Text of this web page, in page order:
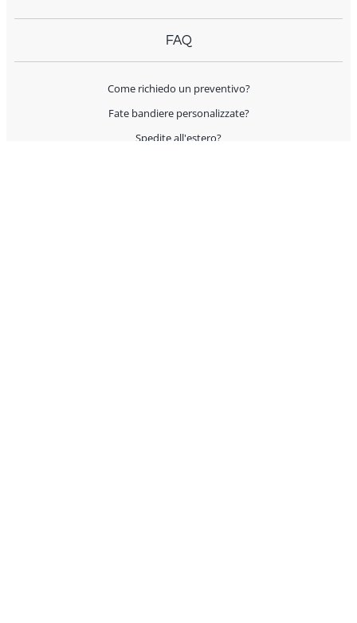
FAQ
Come richiedo un preventivo?
Fate bandiere personalizzate?
Spedite all'estero?